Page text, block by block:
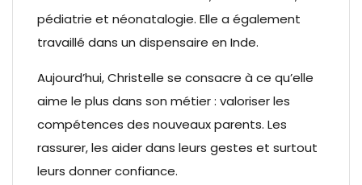
pédiatrie et néonatalogie. Elle a également
travaillé dans un dispensaire en Inde.
Aujourd’hui, Christelle se consacre à ce qu’elle
aime le plus dans son métier : valoriser les
compétences des nouveaux parents. Les
rassurer, les aider dans leurs gestes et surtout
leurs donner confiance.